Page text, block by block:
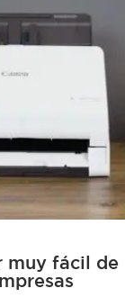
muy fácil